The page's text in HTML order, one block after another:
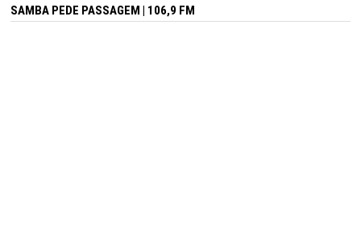
SAMBA PEDE PASSAGEM | 106,9 FM